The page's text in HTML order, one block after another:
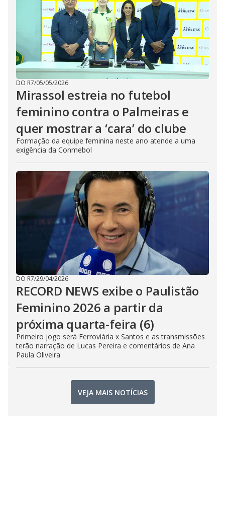
DO R7/05/05/2026
Mirassol estreia no futebol
feminino contra o Palmeiras e
quer mostrar a ‘cara’ do clube
Formação da equipe feminina neste ano atende a uma
exigência da Conmebol
DO R7/29/04/2026
RECORD NEWS exibe o Paulistão
Feminino 2026 a partir da
próxima quarta-feira (6)
Primeiro jogo será Ferroviária x Santos e as transmissões
terão narração de Lucas Pereira e comentários de Ana
Paula Oliveira
VEJA MAIS NOTÍCIAS